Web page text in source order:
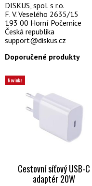
DISKUS, spol. s r.o.
F. V. Veselého 2635/15
193 00 Horní Počernice
Česká republika
support@diskus.cz
Doporučené produkty
Novinka
Cestovní síťový USB-C
adaptér 20W